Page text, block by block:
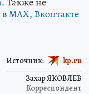
MAX, Вконтакте
Захар ЯКОВЛЕВ
Корреспондент
Источник: kp.ru